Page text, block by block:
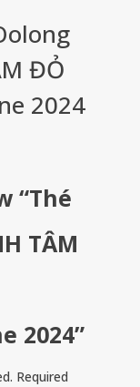
ĐỎ
2024
“Thé
TÂM
2024”
Required